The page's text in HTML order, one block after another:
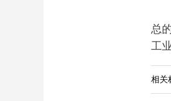
总
工
相关